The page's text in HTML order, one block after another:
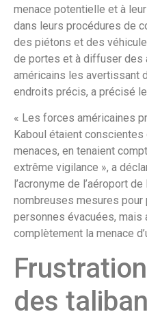
menace potentielle et à
dans leurs procédures de
des piétons et des
de portes et à diffuser des
américains les avertissant
endroits précis, a précisé
« Les forces américaines
Kaboul étaient
menaces, en tenaient
extrême vigilance », a
l’acronyme de l’aéroport
nombreuses mesures
personnes évacuées, mais
complètement la menace
des